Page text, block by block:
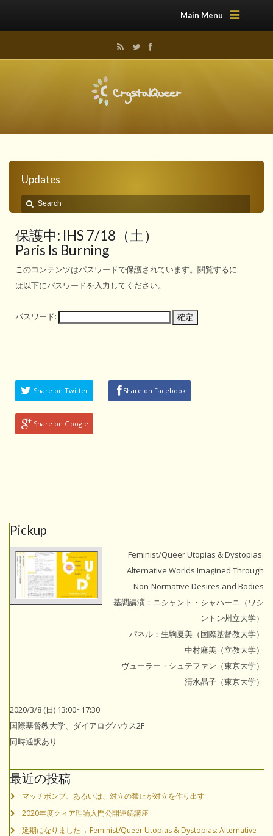
Main Menu
Updates
保護中: IHS 7/18（土）
Paris Is Burning
このコンテンツはパスワードで保護されています。閲覧するに
は以下にパスワードを入力してください。
パスワード:
Share on Twitter Share on Facebook
Share on Google
Pickup
Feminist/Queer Utopias & Dystopias:
Alternative Worlds Imagined Through
Non-Normative Desires and Bodies
基調講演：ニシャント・シャハーニ（ワシ
ントン州立大学）
パネル：生駒夏美（国際基督教大学）
中村麻美（立教大学）
ヴューラー・シュテファン（東京大学）
清水晶子（東京大学）
2020/3/8 (日) 13:00~17:30
国際基督教大学、ダイアログハウス2F
同時通訳あり
最近の投稿
マッチポンプ、あるいは、対立の禁止が対立を作り出す
2020年度クィア理論入門公開連続講座
延期になりました→ Feminist/Queer Utopias & Dystopias: Alternative